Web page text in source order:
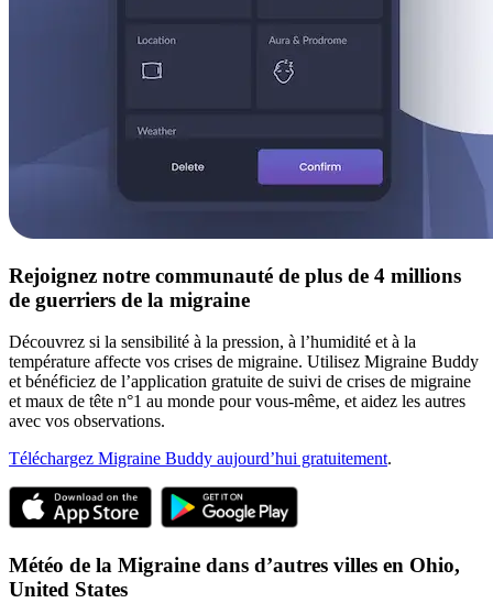
Rejoignez notre communauté de plus de 4 millions
de guerriers de la migraine
Découvrez si la sensibilité à la pression, à l’humidité et à la
température affecte vos crises de migraine. Utilisez Migraine Buddy
et bénéficiez de l’application gratuite de suivi de crises de migraine
et maux de tête n°1 au monde pour vous-même, et aidez les autres
avec vos observations.
Téléchargez Migraine Buddy aujourd’hui gratuitement.
Météo de la Migraine dans d’autres villes en Ohio,
United States